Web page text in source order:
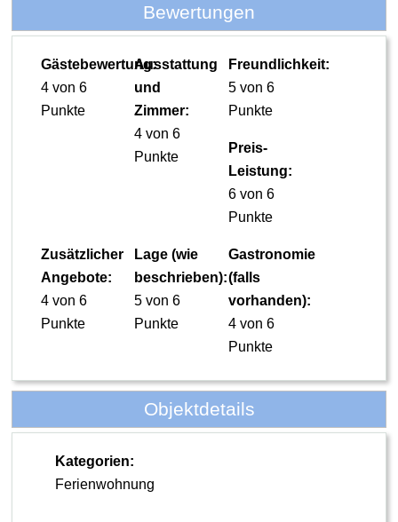
Bewertungen
Gästebewertung:
4 von 6
Punkte
Ausstattung
und
Zimmer:
4 von 6
Punkte
Freundlichkeit:
5 von 6
Punkte
Preis-
Leistung:
6 von 6
Punkte
Zusätzlicher
Angebote:
4 von 6
Punkte
Lage (wie
beschrieben):
5 von 6
Punkte
Gastronomie
(falls
vorhanden):
4 von 6
Punkte
Objektdetails
Kategorien:
Ferienwohnung